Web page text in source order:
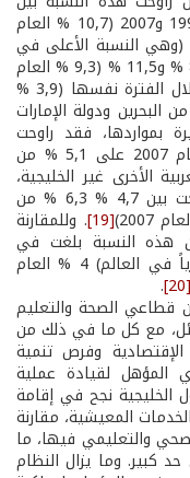
10,6 % و12,3 % خلال السنوات ما بين 1999 و2007 (10,7 % العام
2007)، وارتفعت إلى 11,04 % العام 2009 (وهي النسبة الأعلى في
العالم). وفي السعودية راوحت النسبة بين 8 % و11,5 % (9,3 % العام
2007)، وفي الكويت بين 3,9 % و7,7 % خلال الفترة نفسها (3,9 %
من البحرين ودولة الإمارات
بمواردها، فقد راوحت
النسبة بين 4,6 % و6,8 %، واستقرت العام 2007 على 5,1 % من
الأخرى غير الخليجية،
فالنسبة الأعلى هي في الأردن، حيث راوحت بين 4,7 % 6,3 % من
[19] . وللمقارنة
هذه النسبة بلغت في
الولايات المتحدة (أكثر الدول إنفاقاً عسكرياً في العالم) 4 % العام
[20]
.
قطاعي الصحة والتعليم
مع كل ما في ذلك من
وفرص تنمية
المؤهل لقيادة عملية
الخليجية نجح في إقامة
المعيشية، مقارنة
والتعليمي فيها، ما
كبير. وما يزال النظام